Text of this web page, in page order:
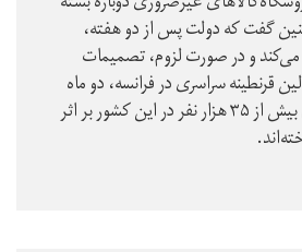
گفت که دولت پس از دو هفته،
و در صورت لزوم، تصمیمات
سراسری در فرانسه، دو ماه
طول کشیده بود. تاکنون بیش از ۳۵ هزار نفر در این کشور بر اثر